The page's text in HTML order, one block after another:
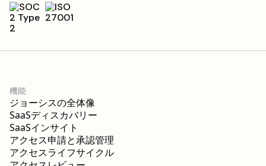
機能
ジョーシスの全体像
SaaSディスカバリー
SaaSインサイト
アクセス申請と承認管理
アクセスライフサイクル